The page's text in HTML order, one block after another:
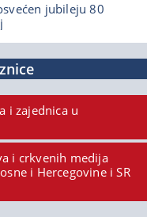
jubileju 80
i zajednica u
i crkvenih medija
i Hercegovine i SR